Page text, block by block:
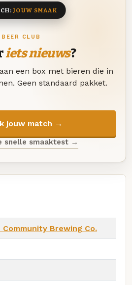
CLUB
iets nieuws?
een box met bieren die in
Geen standaard pakket.
jouw match →
snelle smaaktest →
JOUW SMAAK
Community Brewing Co.